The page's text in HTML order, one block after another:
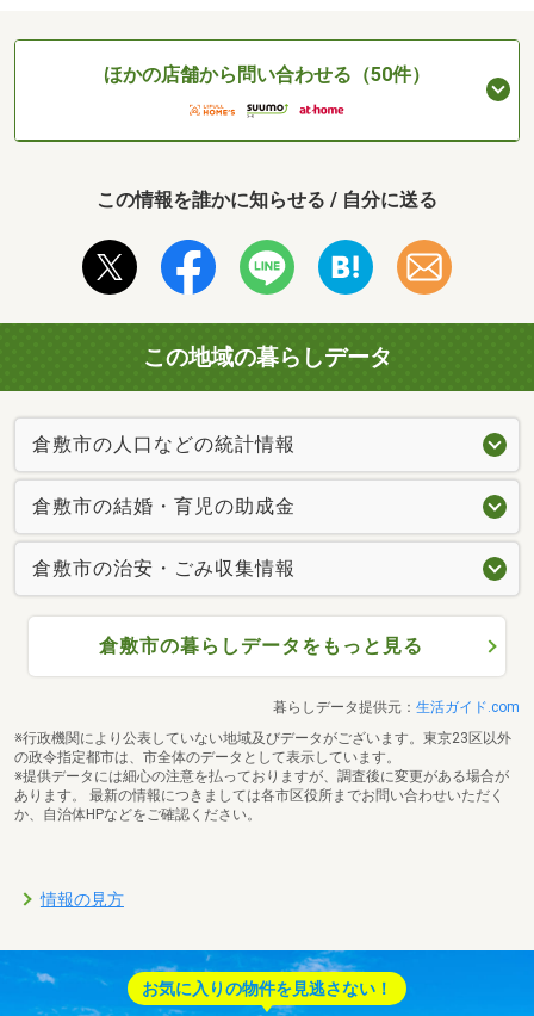
ほかの店舗から問い合わせる（50件）
この情報を誰かに知らせる / 自分に送る
この地域の暮らしデータ
倉敷市の人口などの統計情報
倉敷市の結婚・育児の助成金
倉敷市の治安・ごみ収集情報
倉敷市の暮らしデータをもっと見る
暮らしデータ提供元： 生活ガイド.com
※行政機関により公表していない地域及びデータがございます。東京23区以外
の政令指定都市は、市全体のデータとして表示しています。
※提供データには細心の注意を払っておりますが、調査後に変更がある場合が
あります。 最新の情報につきましては各市区役所までお問い合わせいただく
か、自治体HPなどをご確認ください。
情報の見方
お気に入りの物件を見逃さない！